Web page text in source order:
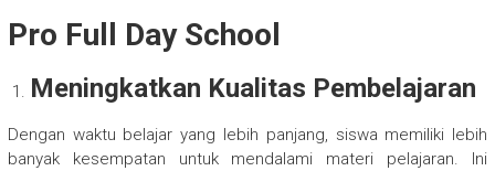
Pro Full Day School
Meningkatkan Kualitas Pembelajaran
Dengan waktu belajar yang lebih panjang, siswa memiliki lebih
banyak kesempatan untuk mendalami materi pelajaran. Ini